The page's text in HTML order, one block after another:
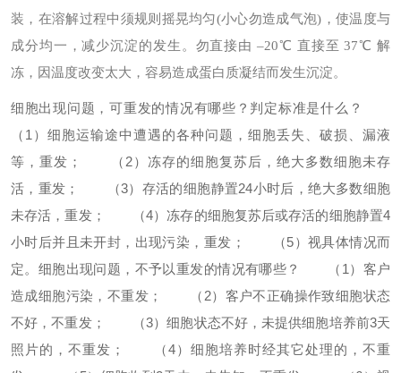
装，在溶解过程中须规则摇晃均匀(小心勿造成气泡)，使温度与
成分均一，减少沉淀的发生。勿直接由 –20℃ 直接至 37℃ 解
冻，因温度改变太大，容易造成蛋白质凝结而发生沉淀。
细胞出现问题，可重发的情况有哪些？判定标准是什么？
（1）细胞运输途中遭遇的各种问题，细胞丢失、破损、漏液
等，重发；
（2）冻存的细胞复苏后，绝大多数细胞未存
活，重发；
（3）存活的细胞静置24小时后，绝大多数细胞
未存活，重发；
（4）冻存的细胞复苏后或存活的细胞静置4
小时后并且未开封，出现污染，重发；
（5）视具体情况而
定。 细胞出现问题，不予以重发的情况有哪些？
（1）客户
造成细胞污染，不重发；
（2）客户不正确操作致细胞状态
不好，不重发；
（3）细胞状态不好，未提供细胞培养前3天
照片的，不重发；
（4）细胞培养时经其它处理的，不重